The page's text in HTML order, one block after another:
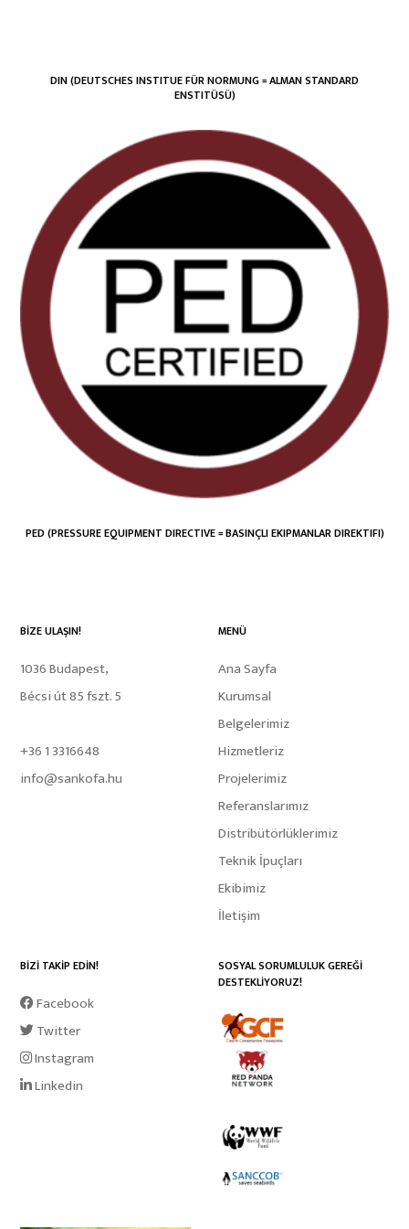
DIN (DEUTSCHES INSTITUE FÜR NORMUNG = ALMAN STANDARD
ENSTITÜSÜ)
PED (PRESSURE EQUIPMENT DIRECTIVE = BASINÇLI EKIPMANLAR DIREKTIFI)
BİZE ULAŞIN!
1036 Budapest,
Bécsi út 85 fszt. 5
+36 1 3316648
info@sankofa.hu
MENÜ
Ana Sayfa
Kurumsal
Belgelerimiz
Hizmetleriz
Projelerimiz
Referanslarımız
Distribütörlüklerimiz
Teknik İpuçları
Ekibimiz
İletişim
BİZİ TAKİP EDİN!
Facebook
Twitter
Instagram
Linkedin
SOSYAL SORUMLULUK GEREĞİ
DESTEKLİYORUZ!